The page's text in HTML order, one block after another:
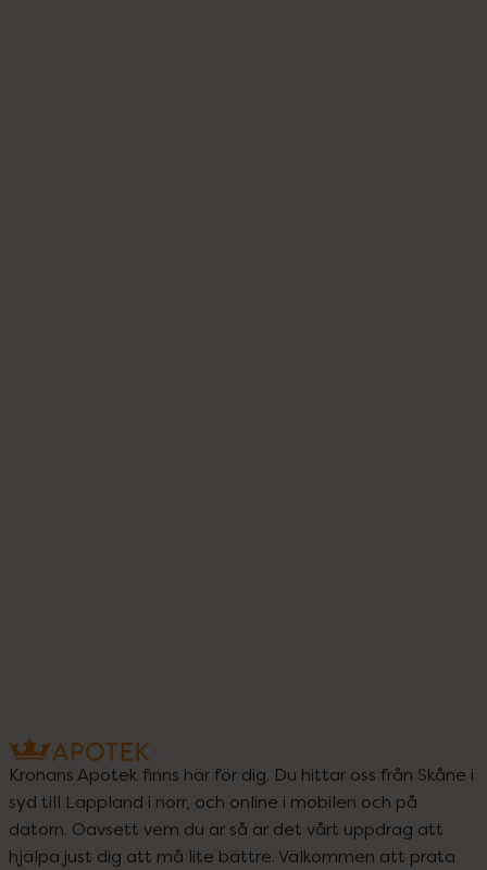
Kronans Apotek finns här för dig. Du hittar oss från Skåne i
syd till Lappland i norr, och online i mobilen och på
datorn. Oavsett vem du är så är det vårt uppdrag att
hjälpa just dig att må lite bättre. Välkommen att prata